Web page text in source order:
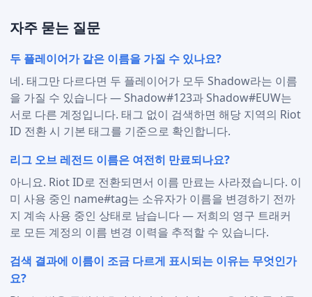
자주 묻는 질문
두 플레이어가 같은 이름을 가질 수 있나요?
네. 태그만 다르다면 두 플레이어가 모두 Shadow라는 이름
을 가질 수 있습니다 — Shadow#123과 Shadow#EUW는
서로 다른 계정입니다. 태그 없이 검색하면 해당 지역의 Riot
ID 전환 시 기본 태그를 기준으로 확인합니다.
리그 오브 레전드 이름은 여전히 만료되나요?
아니요. Riot ID로 전환되면서 이름 만료는 사라졌습니다. 이
미 사용 중인 name#tag는 소유자가 이름을 변경하기 전까
지 계속 사용 중인 상태로 남습니다 — 저희의 영구 트래커
로 모든 계정의 이름 변경 이력을 추적할 수 있습니다.
검색 결과에 이름이 조금 다르게 표시되는 이유는 무엇인가
요?